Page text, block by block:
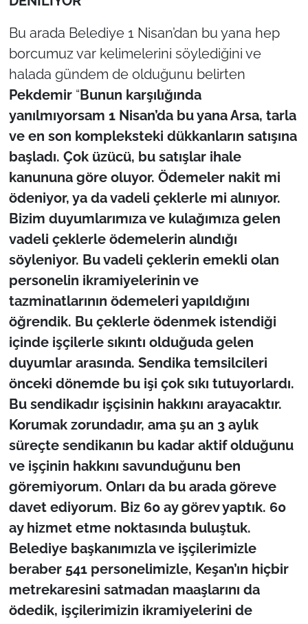
Bu arada Belediye 1 Nisan’dan bu yana hep
borcumuz var kelimelerini söylediğini ve
halada gündem de olduğunu belirten
Pekdemir“Bunun karşılığında
yanılmıyorsam 1 Nisan’da bu yana Arsa, tarla
ve en son kompleksteki dükkanların satışına
başladı. Çok üzücü, bu satışlar ihale
kanununa göre oluyor. Ödemeler nakit mi
ödeniyor, ya da vadeli çeklerle mi alınıyor.
Bizim duyumlarımıza ve kulağımıza gelen
vadeli çeklerle ödemelerin alındığı
söyleniyor. Bu vadeli çeklerin emekli olan
personelin ikramiyelerinin ve
tazminatlarının ödemeleri yapıldığını
öğrendik. Bu çeklerle ödenmek istendiği
içinde işçilerle sıkıntı olduğuda gelen
duyumlar arasında. Sendika temsilcileri
önceki dönemde bu işi çok sıkı tutuyorlardı.
Bu sendikadır işçisinin hakkını arayacaktır.
Korumak zorundadır, ama şu an 3 aylık
süreçte sendikanın bu kadar aktif olduğunu
ve işçinin hakkını savunduğunu ben
göremiyorum. Onları da bu arada göreve
davet ediyorum. Biz 60 ay görev yaptık. 60
ay hizmet etme noktasında buluştuk.
Belediye başkanımızla ve işçilerimizle
beraber 541 personelimizle, Keşan’ın hiçbir
metrekaresini satmadan maaşlarını da
ödedik, işçilerimizin ikramiyelerini de